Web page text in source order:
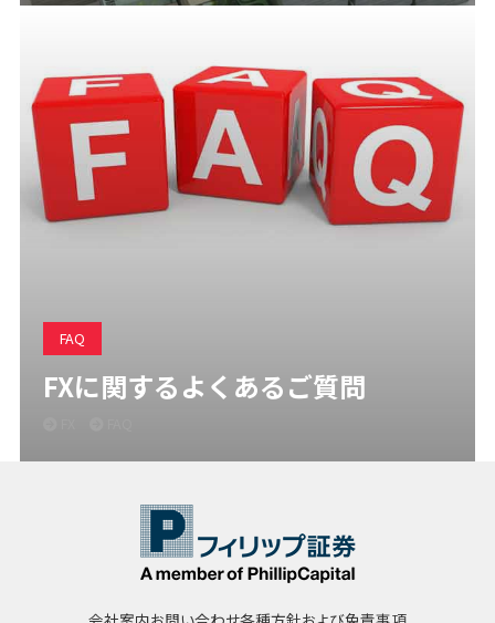
FAQ
FXに関するよくあるご質問